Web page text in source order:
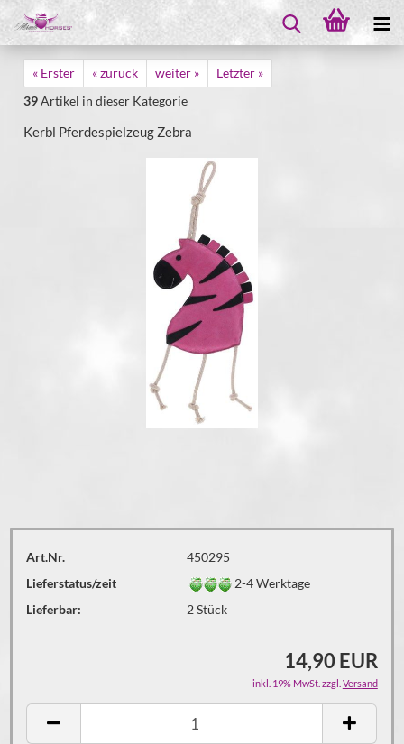
« Erster « zurück weiter »
Letzter »
39Artikel in dieser Kategorie
Kerbl Pferdespielzeug Zebra
Art.Nr.
450295
Lieferstatus/zeit
2-4 Werktage
Lieferbar:
2Stück
14,90 EUR
inkl. 19% MwSt. zzgl. Versand